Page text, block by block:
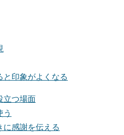
印象がよくなる
立つ場面
感謝を伝える